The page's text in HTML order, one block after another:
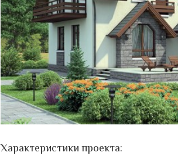
Характеристики проекта: